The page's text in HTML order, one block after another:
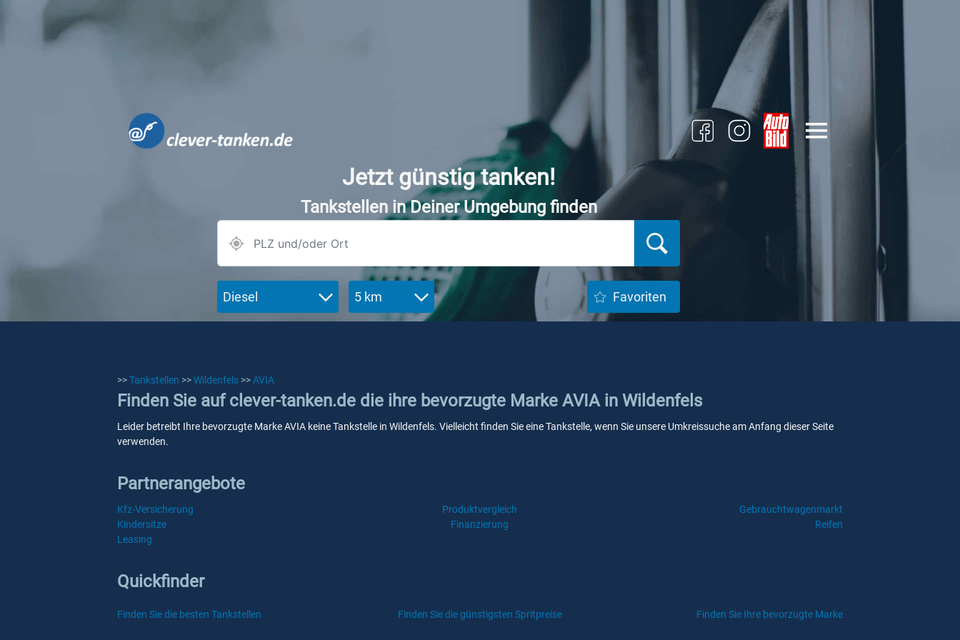
Jetzt günstig tanken!
Tankstellen in Deiner Umgebung finden
Diesel 5 km Favoriten
>>Tankstellen >>Wildenfels >>AVIA
Finden Sie auf clever-tanken.de die ihre bevorzugte Marke AVIA in Wildenfels
Leider betreibt Ihre bevorzugte Marke AVIA keine Tankstelle in Wildenfels. Vielleicht finden Sie eine Tankstelle, wenn Sie unsere Umkreissuche am Anfang dieser Seite
verwenden.
Partnerangebote
Kfz-Versicherung Produktvergleich
Gebrauchtwagenmarkt
Kindersitze
Finanzierung
Reifen
Leasing
Quickfinder
Finden Sie die besten Tankstellen Finden Sie die günstigsten Spritpreise Finden Sie Ihre bevorzugte Marke